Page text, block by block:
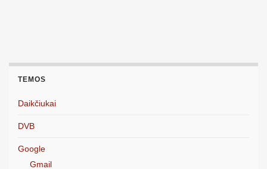
TEMOS
Daikčiukai
DVB
Google
Gmail